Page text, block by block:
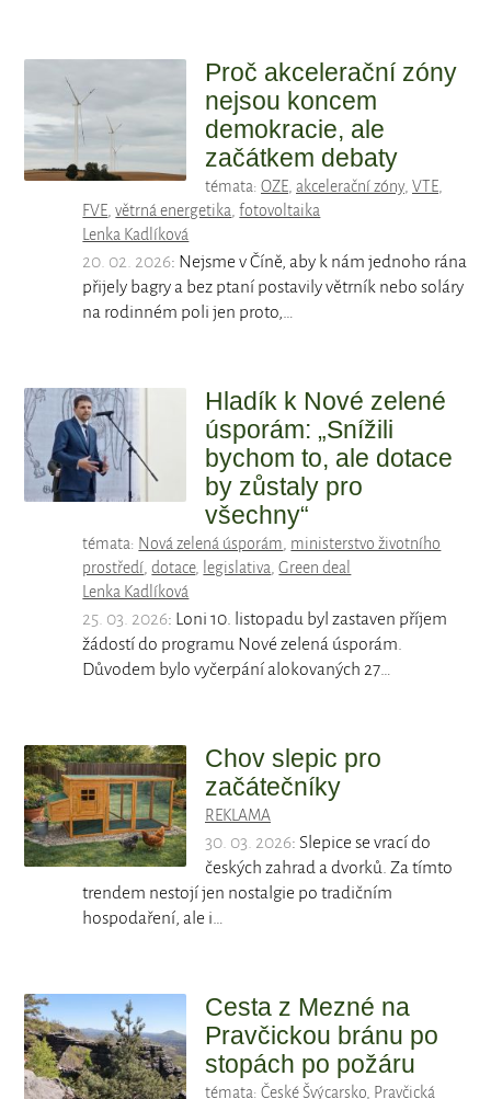
Proč akcelerační zóny
nejsou koncem
demokracie, ale
začátkem debaty
témata: OZE, akcelerační zóny, VTE,
FVE,větrná energetika,fotovoltaika
Lenka Kadlíková
20. 02. 2026: Nejsme v Číně, aby k nám jednoho rána
přijely bagry a bez ptaní postavily větrník nebo soláry
na rodinném poli jen proto,…
Hladík k Nové zelené
úsporám: „Snížili
bychom to, ale dotace
by zůstaly pro
všechny“
témata: Nová zelená úsporám, ministerstvo životního
prostředí,dotace, legislativa,Green deal
Lenka Kadlíková
25. 03. 2026: Loni 10. listopadu byl zastaven příjem
žádostí do programu Nové zelená úsporám.
Důvodem bylo vyčerpání alokovaných 27…
Chov slepic pro
začátečníky
REKLAMA
30. 03. 2026: Slepice se vrací do
českých zahrad a dvorků. Za tímto
trendem nestojí jen nostalgie po tradičním
hospodaření, ale i…
Cesta z Mezné na
Pravčickou bránu po
stopách po požáru
témata: České Švýcarsko, Pravčická